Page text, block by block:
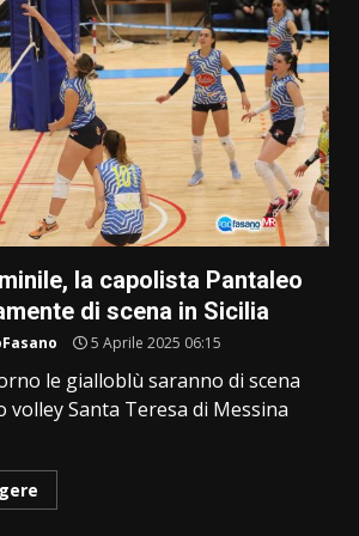
la capolista Pantaleo
di scena in Sicilia
5 Aprile 2025 06:15
le gialloblù saranno di scena
Santa Teresa di Messina